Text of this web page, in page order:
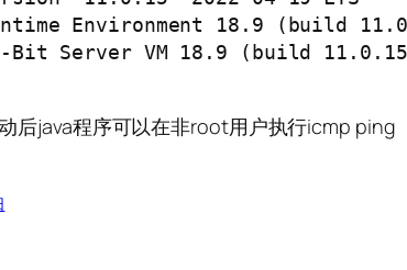
Environment 18.9 (build
Bit Server VM 18.9 (build
后java程序可以在非root用户执行icmp ping